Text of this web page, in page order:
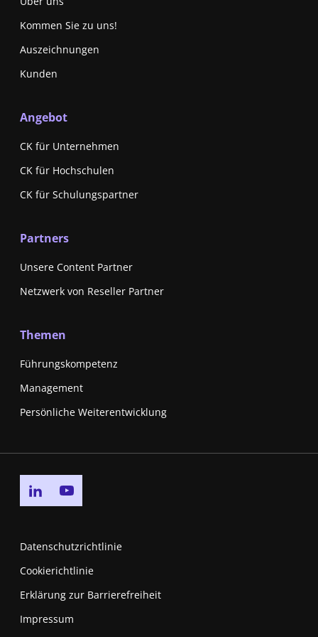
Kommen Sie zu uns!
Auszeichnungen
Kunden
Angebot
CK für Unternehmen
CK für Hochschulen
CK für Schulungspartner
Partners
Unsere Content Partner
Netzwerk von Reseller Partner
Themen
Führungskompetenz
Management
Persönliche Weiterentwicklung
Go to linkedin page
Datenschutzrichtlinie
Cookierichtlinie
Erklärung zur Barrierefreiheit
Impressum